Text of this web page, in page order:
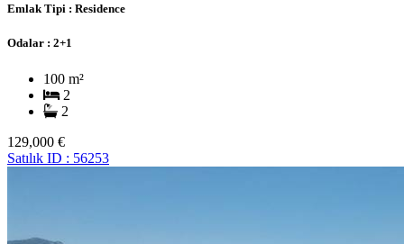
Emlak Tipi : Residence
Odalar : 2+1
100 m²
2
2
129,000 €
Satılık ID : 56253